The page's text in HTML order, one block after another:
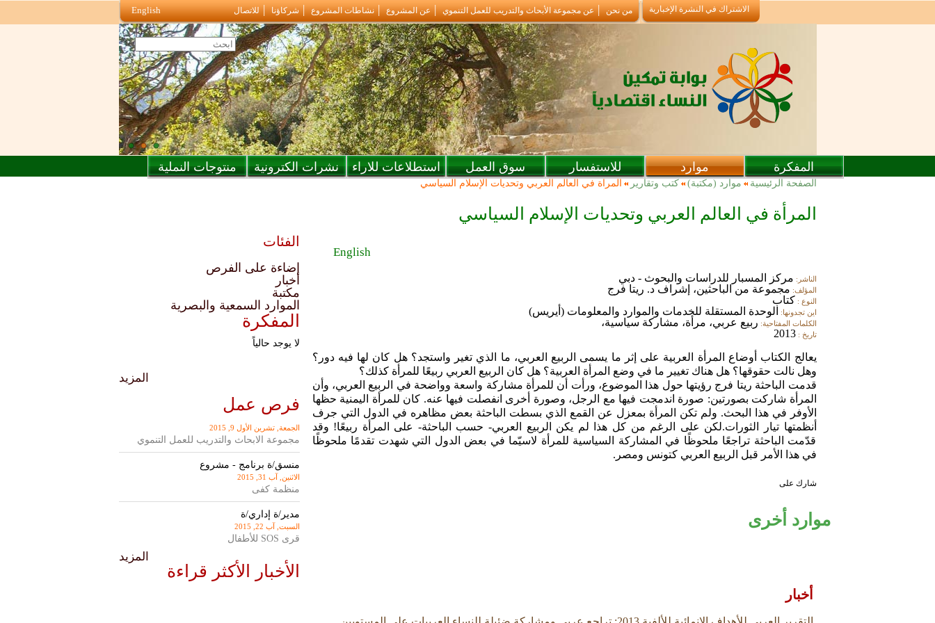
الاشتراك في النشرة الإخبارية من نحن عن مجموعة الأبحاث والتدريب للعمل التنموي عن المشروع نشاطات المشروع شركاؤنا للاتصال English
المفكرة موارد للاستفسار سوق العمل استطلاعات للاراء نشرات الكترونية منتوجات النملية
أنت هنا
الصفحة الرئيسية موارد (مكتبة) كتب وتقارير المرأة في العالم العربي وتحديات الإسلام السياسي
المرأة في العالم العربي وتحديات الإسلام السياسي
English
الناشر: مركز المسبار للدراسات والبحوث - دبي
المؤلف: مجموعة من الباحثين، إشراف د. ريتا فرج
النوع : كتاب
اين تجدونها: الوحدة المستقلة للخدمات والموارد والمعلومات (أيريس)
الكلمات المفتاحية: ربيع عربي، مرأة، مشاركة سياسية،
تاريخ :2013
يعالج الكتاب أوضاع المرأة العربية على إثر ما يسمى الربيع العربي، ما الذي تغير واستجد؟ هل كان لها فيه دور؟
وهل نالت حقوقها؟ هل هناك تغيير ما في وضع المرأة العربية؟ هل كان الربيع العربي ربيعًا للمرأة كذلك؟
قدمت الباحثة ريتا فرج رؤيتها حول هذا الموضوع، ورأت أن للمرأة مشاركة واسعة وواضحة في الربيع العربي، وأن
المرأة شاركت بصورتين: صورة اندمجت فيها مع الرجل، وصورة أخرى انفصلت فيها عنه. كان للمرأة اليمنية حظها
الأوفر في هذا البحث. ولم تكن المرأة بمعزل عن القمع الذي بسطت الباحثة بعض مظاهره في الدول التي جرف
أنظمتها تيار الثورات.لكن على الرغم من كل هذا لم يكن الربيع العربي- حسب الباحثة- على المرأة ربيعًا! وقد
قدّمت الباحثة تراجعًا ملحوظًا في المشاركة السياسية للمرأة لاسيّما في بعض الدول التي شهدت تقدمًا ملحوظًا
في هذا الأمر قبل الربيع العربي كتونس ومصر.
شارك على
موارد أخرى
أخبار
الفئات
إضاءة على الفرص
أخبار
مكتبة
الموارد السمعية والبصرية
المفكرة
لا يوجد حالياً
المزيد
فرص عمل
الجمعة, تشرين اﻷول 9, 2015
مجموعة الابحاث والتدريب للعمل التنموي
منسق/ة برنامج - مشروع
الاثنين, آب 31, 2015
منظمة كفى
مدير/ة إداري/ة
السبت, آب 22, 2015
قرى SOS للأطفال
المزيد
الأخبار الأكثر قراءة